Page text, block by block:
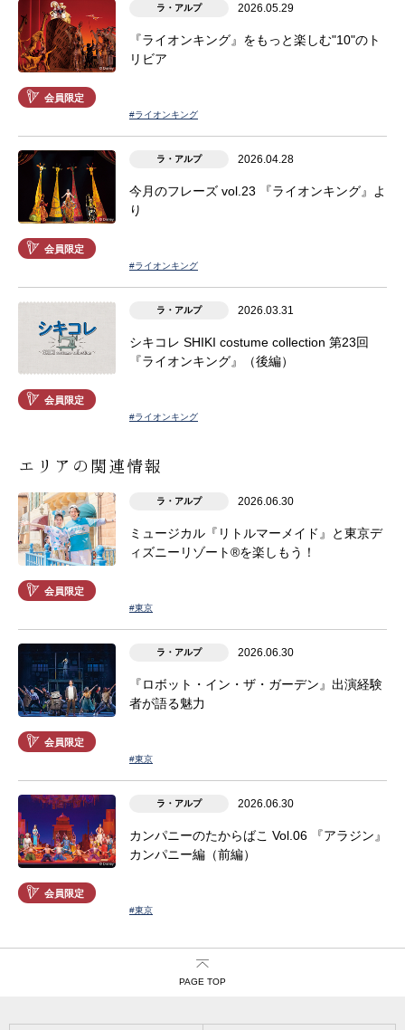
会員限定
ラ・アルプ 2026.05.29
『ライオンキング』をもっと楽しむ"10"のト
リビア
#ライオンキング
会員限定
ラ・アルプ 2026.04.28
今月のフレーズ vol.23 『ライオンキング』よ
り
#ライオンキング
会員限定
ラ・アルプ 2026.03.31
シキコレ SHIKI costume collection 第23回
『ライオンキング』（後編）
#ライオンキング
エリアの関連情報
会員限定
ラ・アルプ 2026.06.30
ミュージカル『リトルマーメイド』と東京デ
ィズニーリゾート®を楽しもう！
#東京
会員限定
ラ・アルプ 2026.06.30
『ロボット・イン・ザ・ガーデン』出演経験
者が語る魅力
#東京
会員限定
ラ・アルプ 2026.06.30
カンパニーのたからばこ Vol.06 『アラジン』
カンパニー編（前編）
#東京
PAGE TOP